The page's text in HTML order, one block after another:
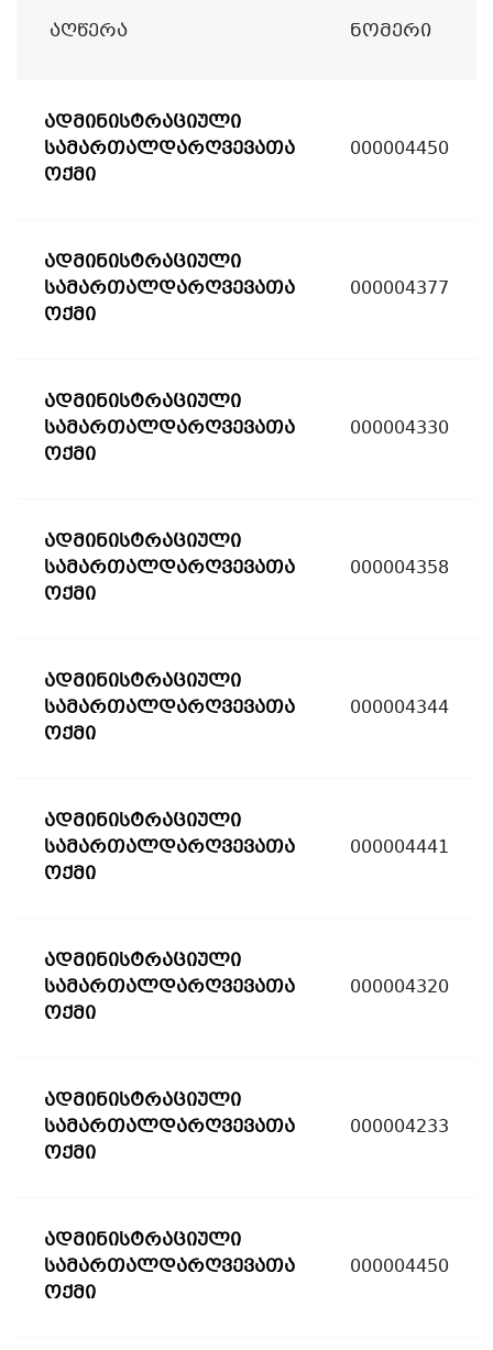
Აღწერა Ნომერი
ადმინისტრაციული
სამართალდარღვევათა
ოქმი
000004450
ადმინისტრაციული
სამართალდარღვევათა
ოქმი
000004377
ადმინისტრაციული
სამართალდარღვევათა
ოქმი
000004330
ადმინისტრაციული
სამართალდარღვევათა
ოქმი
000004358
ადმინისტრაციული
სამართალდარღვევათა
ოქმი
000004344
ადმინისტრაციული
სამართალდარღვევათა
ოქმი
000004441
ადმინისტრაციული
სამართალდარღვევათა
ოქმი
000004320
ადმინისტრაციული
სამართალდარღვევათა
ოქმი
000004233
ადმინისტრაციული
სამართალდარღვევათა
ოქმი
000004450